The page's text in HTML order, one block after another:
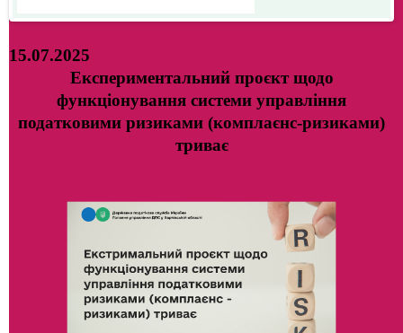
15.07.2025
Експериментальний проєкт щодо
функціонування системи управління
податковими ризиками (комплаєнс-ризиками)
триває